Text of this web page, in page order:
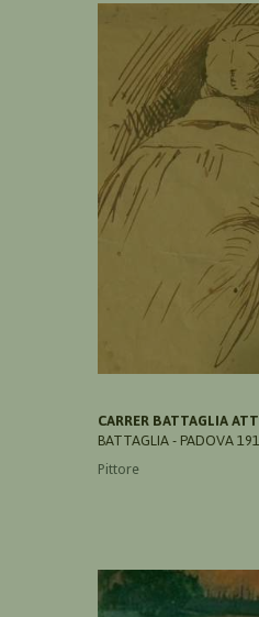
CARRER BATTAGLIA
BATTAGLIA - PADOVA
Pittore